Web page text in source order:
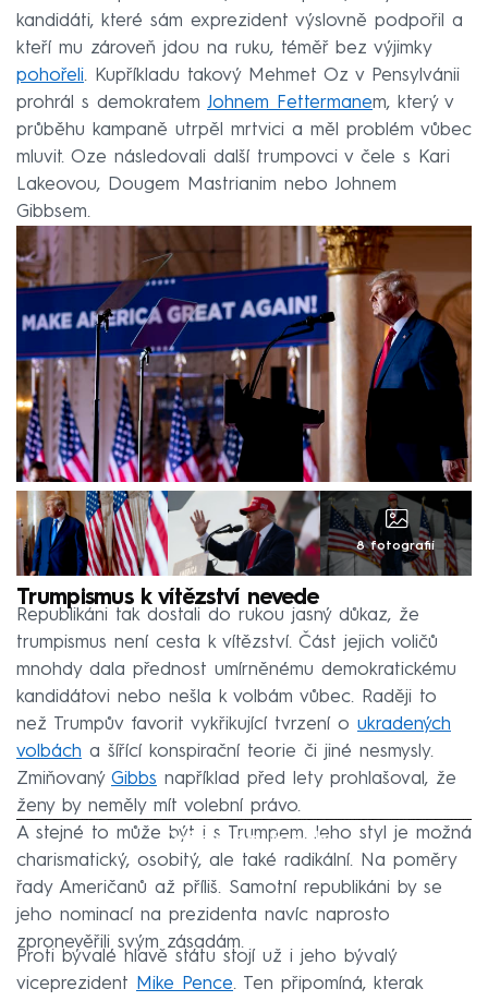
kandidáti, které sám exprezident výslovně podpořil a
kteří mu zároveň jdou na ruku, téměř bez výjimky
pohořeli. Kupříkladu takový Mehmet Oz v Pensylvánii
prohrál s demokratem Johnem Fettermanem, který v
průběhu kampaně utrpěl mrtvici a měl problém vůbec
mluvit. Oze následovali další trumpovci v čele s Kari
Lakeovou, Dougem Mastrianim nebo Johnem
Gibbsem.
8 fotografií
Trumpismus k vítězství nevede
Republikáni tak dostali do rukou jasný důkaz, že
trumpismus není cesta k vítězství. Část jejich voličů
mnohdy dala přednost umírněnému demokratickému
kandidátovi nebo nešla k volbám vůbec. Raději to
než Trumpův favorit vykřikující tvrzení o ukradených
volbách a šířící konspirační teorie či jiné nesmysly.
Zmiňovaný Gibbs například před lety prohlašoval, že
ženy by neměly mít volební právo.
Failed to fetch
A stejné to může být i s Trumpem. Jeho styl je možná
charismatický, osobitý, ale také radikální. Na poměry
řady Američanů až příliš. Samotní republikáni by se
jeho nominací na prezidenta navíc naprosto
zpronevěřili svým zásadám.
Proti bývalé hlavě státu stojí už i jeho bývalý
viceprezident Mike Pence. Ten připomíná, kterak